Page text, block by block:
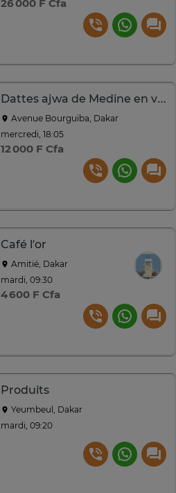
26 000 F Cfa
Dattes ajwa de Medine en vrac
Avenue Bourguiba, Dakar
mercredi, 18:05
12 000 F Cfa
Café l’or
Amitié, Dakar
mardi, 09:30
4 600 F Cfa
Produits
Yeumbeul, Dakar
mardi, 09:20